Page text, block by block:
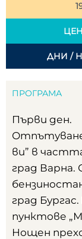
ДНИ /
ПРОГРАМА
Първи ден.
Отпътуване
ви” в
град Варна.
град
пунктове
Нощен